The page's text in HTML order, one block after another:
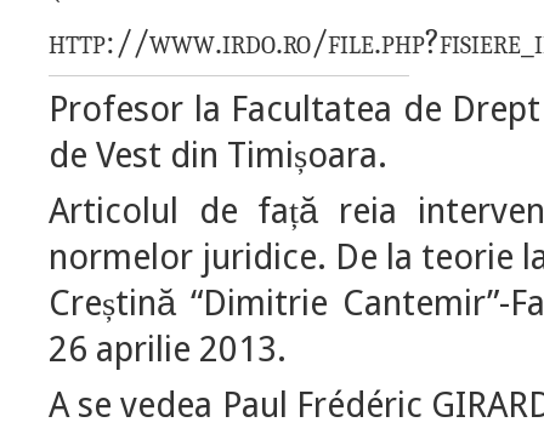
http://www.irdo.ro/
Profesor la Facultatea de
de Vest din Timișoara.
Articolul de față reia interven
normelor juridice. De la teorie
Creștină “Dimitrie Cantemir”-
26 aprilie 2013.
A se vedea Paul Frédéric